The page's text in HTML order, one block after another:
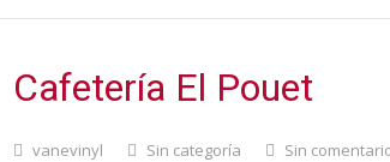
Cafetería El Pouet
vanevinyl Sin categoría Sin